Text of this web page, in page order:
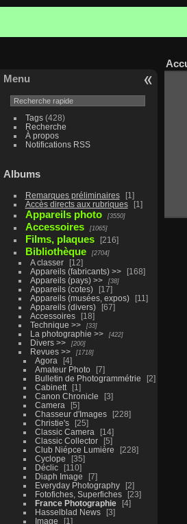
Menu
Tags(428)
Recherche
À propos
Notifications RSS
Albums
Remarques préliminaires
1
Accès directs aux rubriques
1
Appareils photo 3550
Accessoires 1065
Films, plaques 216
Bibliothèque 2704
A classer
12
Appareils (fabricants) >>
168
Appareils (pays) >>
38
Appareils (cotes)
17
Appareils (musées, expos)
11
Appareils (divers)
67
Accessoires
18
Technique >>
33
La photographie >> 422
Divers >> 200
Revues >> 1718
Agora
4
Amateur Photo
7
Bulletin de Photogrammétrie
2
Cabinett
1
Canon Chronicle
3
Camera
5
Chasseur d'Images
228
Christie's
25
Classic Camera
14
Classic Collector
5
Club Niépce Lumière
228
Cyclope
35
Déclic
110
Diaph Image
7
Everyday Photography
2
Fotofiches, Superfiches
23
France Photographie
4
Hasselblad News
3
Image
1